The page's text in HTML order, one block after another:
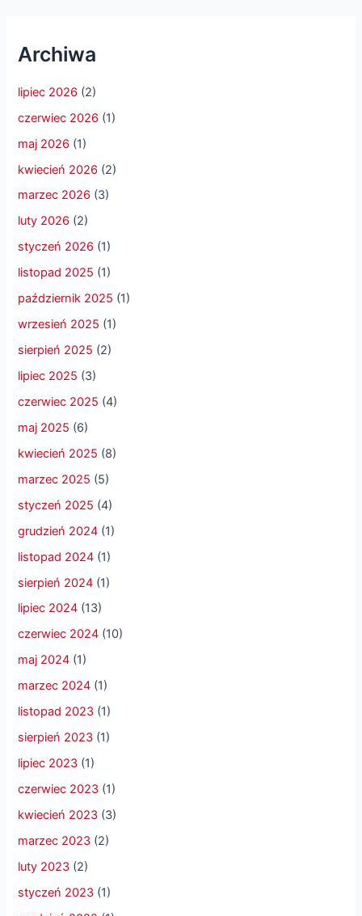
Archiwa
lipiec 2026 (2)
czerwiec 2026 (1)
maj 2026 (1)
kwiecień 2026 (2)
marzec 2026 (3)
luty 2026 (2)
styczeń 2026 (1)
listopad 2025 (1)
październik 2025 (1)
wrzesień 2025 (1)
sierpień 2025 (2)
lipiec 2025 (3)
czerwiec 2025 (4)
maj 2025 (6)
kwiecień 2025 (8)
marzec 2025 (5)
styczeń 2025 (4)
grudzień 2024 (1)
listopad 2024 (1)
sierpień 2024 (1)
lipiec 2024 (13)
czerwiec 2024 (10)
maj 2024 (1)
marzec 2024 (1)
listopad 2023 (1)
sierpień 2023 (1)
lipiec 2023 (1)
czerwiec 2023 (1)
kwiecień 2023 (3)
marzec 2023 (2)
luty 2023 (2)
styczeń 2023 (1)